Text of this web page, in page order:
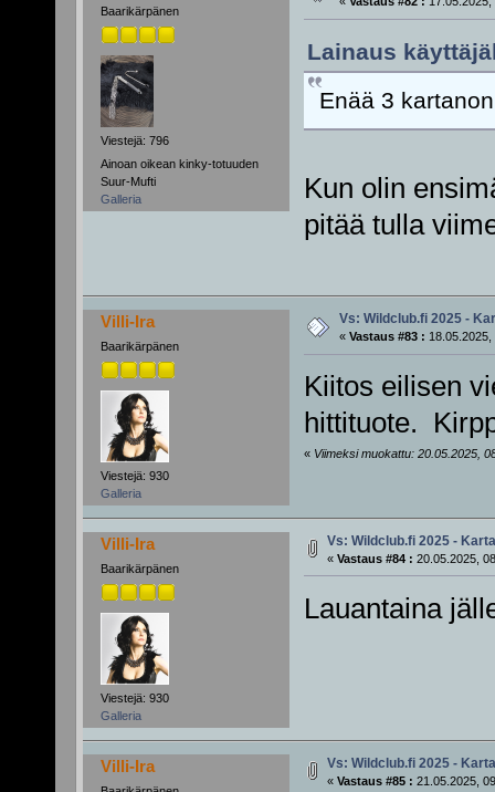
Baarikärpänen
Viestejä: 796
Ainoan oikean kinky-totuuden
Suur-Mufti
Galleria
Lainaus
Enää 3
Kun olin
pitää tulla
Villi-Ira
Baarikärpänen
Viestejä: 930
Galleria
Vs: Wildclub.fi 2025 -
« Vastaus #83 : 18.05.2025,
Kiitos eilisen
hittituote.
« Viimeksi muokattu: 20.05.2025,
Villi-Ira
Baarikärpänen
Viestejä: 930
Galleria
Vs: Wildclub.fi 2025 -
« Vastaus #84 : 20.05.2025,
Lauantaina
Villi-Ira Vs: Wildclub.fi 2025 -
« Vastaus #85 : 21.05.2025,